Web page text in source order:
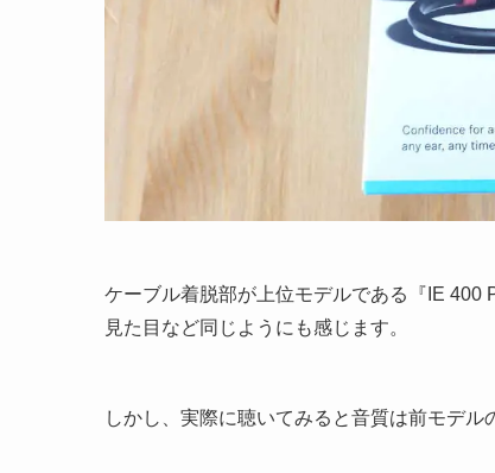
ケーブル着脱部が上位モデルである『IE 400
見た目など同じようにも感じます。
しかし、実際に聴いてみると音質は前モデル